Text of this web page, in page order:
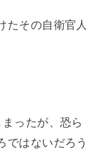
たその自衛官
ったが、恐
はないだろう